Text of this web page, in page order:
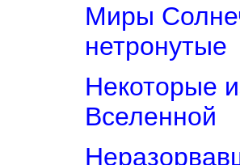
Миры
нетронутые
Некоторые
Вселенной